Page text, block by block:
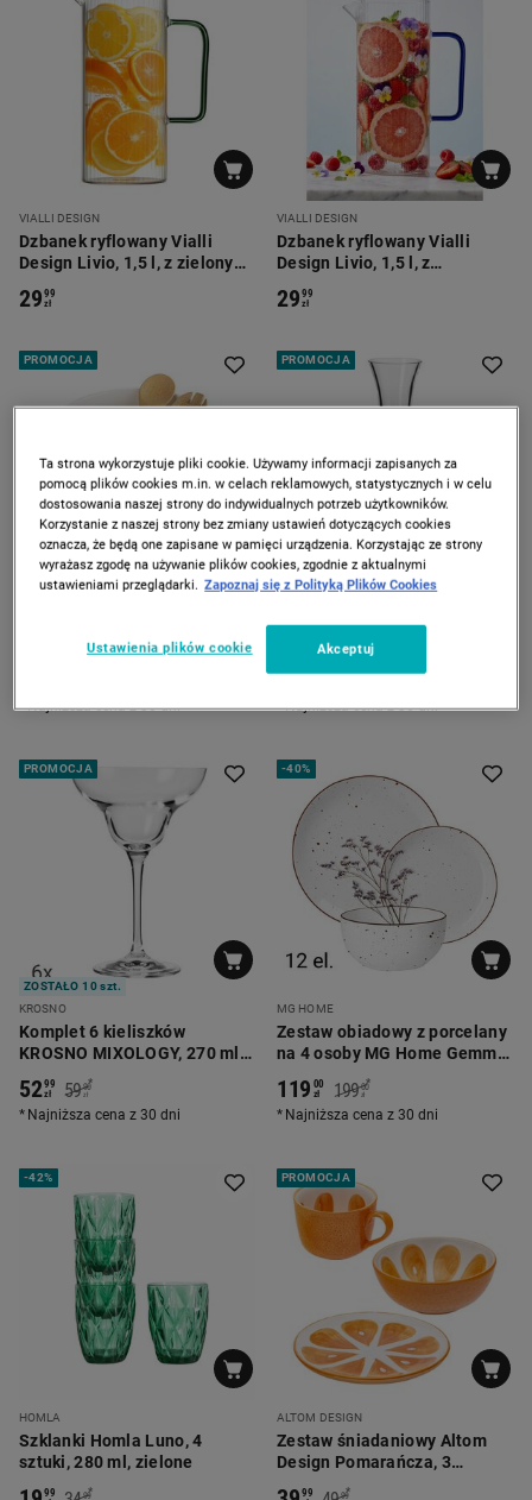
VIALLI DESIGN
Dzbanek ryflowany Vialli
Design Livio, 1,5 l, z zielonym
2999
zł
VIALLI DESIGN
Dzbanek ryflowany Vialli
Design Livio, 1,5 l, z
2999
zł
PROMOCJA
łyżkami Adria, biały, na
Najniższa cena z 30 dni
PROMOCJA
Karafka KROSNO HARMONY,
do wina, 1,6 l
6990 *
Najniższa cena z 30 dni
PROMOCJA
ZOSTAŁO 10 szt.
KROSNO
Komplet 6 kieliszków
KROSNO MIXOLOGY, 270 ml,
do margarity
5299
zł 59 90
zł
*
Najniższa cena z 30 dni
-40%
MG HOME
Zestaw obiadowy z porcelany
na 4 osoby MG Home Gemma,
12 elementów, biały
119 00
zł 199 00
zł
*
Najniższa cena z 30 dni
-42%
HOMLA
Szklanki Homla Luno, 4
sztuki, 280 ml, zielone
99 99*
PROMOCJA
ALTOM DESIGN
Zestaw śniadaniowy Altom
Design Pomarańcza, 3
elementy
99 99*
Ta strona wykorzystuje pliki cookie. Używamy informacji zapisanych za
pomocą plików cookies m.in. w celach reklamowych, statystycznych i w celu
dostosowania naszej strony do indywidualnych potrzeb użytkowników.
Korzystanie z naszej strony bez zmiany ustawień dotyczących cookies
oznacza, że będą one zapisane w pamięci urządzenia. Korzystając ze strony
wyrażasz zgodę na używanie plików cookies, zgodnie z aktualnymi
ustawieniami przeglądarki. Zapoznaj się z Polityką Plików Cookies
Ustawienia plików cookie Akceptuj